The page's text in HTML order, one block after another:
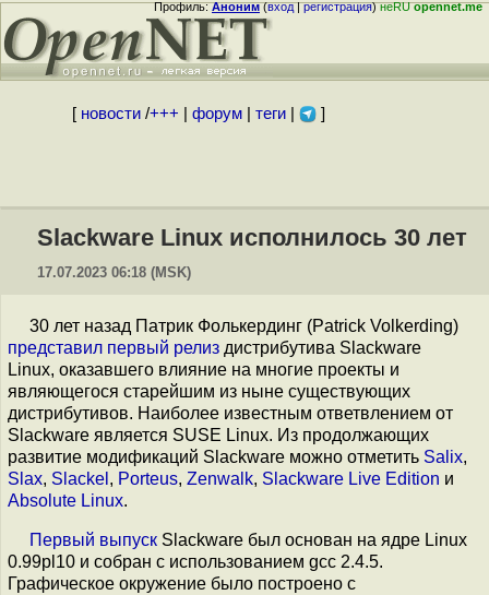
Профиль:Аноним(вход|регистрация)неRUopennet.me
[ новости/+++ форум| теги| ]
Slackware Linux исполнилось 30 лет
17.07.2023 06:18 (MSK)
30 лет назад Патрик Фолькердинг (Patrick Volkerding)
представил первый релиз дистрибутива Slackware
Linux, оказавшего влияние на многие проекты и
являющегося старейшим из ныне существующих
дистрибутивов. Наиболее известным ответвлением от
Slackware является SUSE Linux. Из продолжающих
развитие модификаций Slackware можно отметить Salix,
Slax, Slackel , Porteus, Zenwalk, Slackware Live Edition и
Absolute Linux.
Первый выпуск Slackware был основан на ядре Linux
0.99pl10 и собран с использованием gcc 2.4.5.
Графическое окружение было построено с